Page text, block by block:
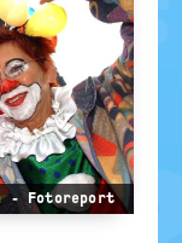
- Fotoreport